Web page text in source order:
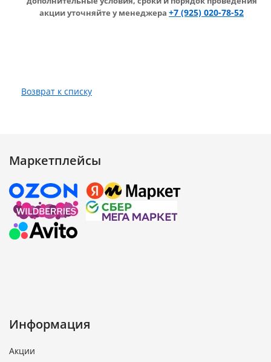
акции уточняйте у менеджера +7 (925) 020-78-52
Возврат к списку
Маркетплейсы
Информация
Акции